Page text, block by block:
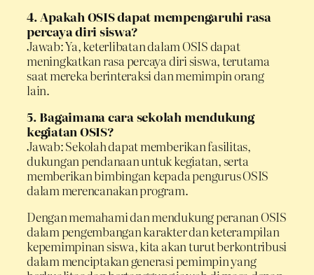
4. Apakah OSIS dapat mempengaruhi rasa
percaya diri siswa?
Jawab: Ya, keterlibatan dalam OSIS dapat
meningkatkan rasa percaya diri siswa, terutama
saat mereka berinteraksi dan memimpin orang
lain.
5. Bagaimana cara sekolah mendukung
kegiatan OSIS?
Jawab: Sekolah dapat memberikan fasilitas,
dukungan pendanaan untuk kegiatan, serta
memberikan bimbingan kepada pengurus OSIS
dalam merencanakan program.
Dengan memahami dan mendukung peranan OSIS
dalam pengembangan karakter dan keterampilan
kepemimpinan siswa, kita akan turut berkontribusi
dalam menciptakan generasi pemimpin yang